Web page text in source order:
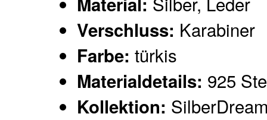
Verschluss: Karabiner
Farbe: türkis
Materialdetails: 925
Kollektion: